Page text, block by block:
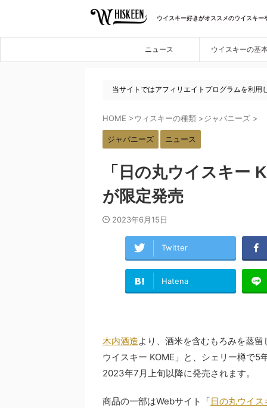
ウイスキー好きがオススメのウイスキ
ニュース ウイスキーの基
当サイトではアフィリエイトプログラムを利用
HOME >ウィスキーの種類 >ジャパニーズ >
ジャパニーズ ニュース
「日の丸ウイスキー
が限定発売
2023年6月15日
Twitter
Hatena
木内酒造より、酒米を含むもろみを蒸
ウイスキー KOME」と、シェリー樽で5
2023年7月上旬以降に発売されます。
商品の一部はWebサイト「日の丸ウイ